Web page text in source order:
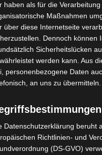
zur
a. wegen
Messern im
solcher
nichts zu suchen.
sind fest
Hannover,
Linie
haben als für die
Maßnahmen
über diese Internetseite
Dennoch können
Sicherheitslücken
werden kann. Aus
personenbezogene Daten
an uns zu übermitteln.
Datenschutzerklärung beruht
Richtlinien- und
(DS-GVO)